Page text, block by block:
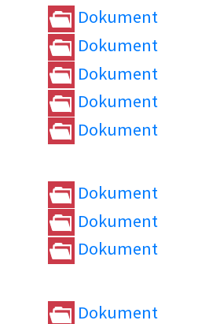
Dokument
Dokument
Dokument
Dokument
Dokument
Dokument
Dokument
Dokument
Dokument